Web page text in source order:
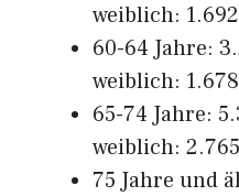
weiblich:
60-64 Jahre:
weiblich:
65-74 Jahre:
weiblich:
75 Jahre und